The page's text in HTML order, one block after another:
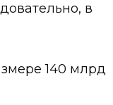
в
140 млрд